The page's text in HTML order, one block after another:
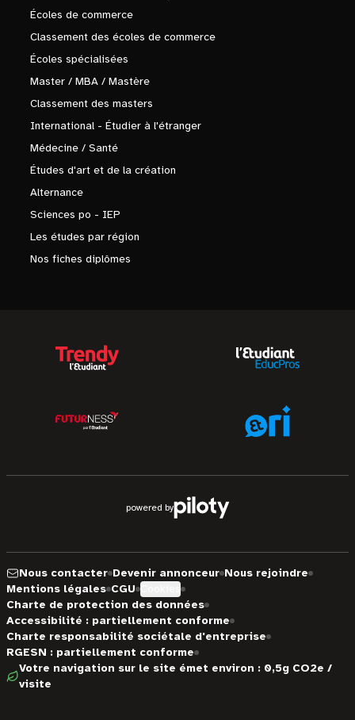
Écoles de commerce
Classement des écoles de commerce
Écoles spécialisées
Master / MBA / Mastère
Classement des masters
International - Étudier à l'étranger
Médecine / Santé
Études d'art et de la création
Alternance
Sciences po - IEP
Les études par région
Nos fiches diplômes
powered by
Nous contacter Devenir annonceur Nous rejoindre
Mentions légales CGU
Charte de protection des données
Accessibilité : partiellement conforme
Charte responsabilité sociétale d'entreprise
RGESN : partiellement conforme
Votre navigation sur le site émet environ : 0,5g CO2e /
visite